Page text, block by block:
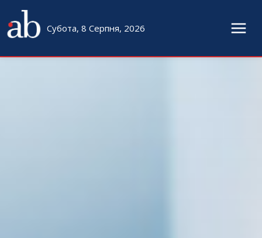
Субота, 8 Серпня, 2026